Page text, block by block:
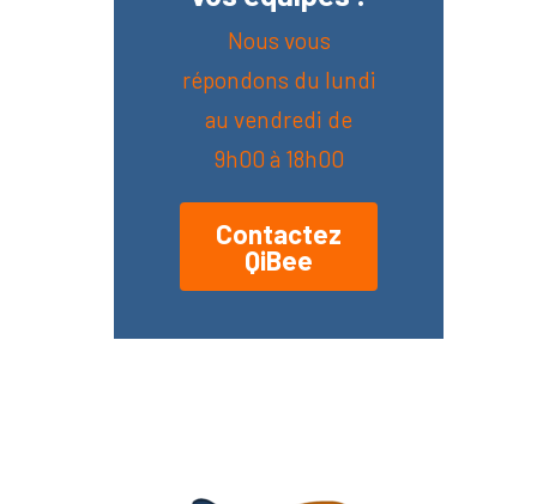
Nous vous
répondons du lundi
au vendredi de
9h00 à 18h00
Contactez
QiBee